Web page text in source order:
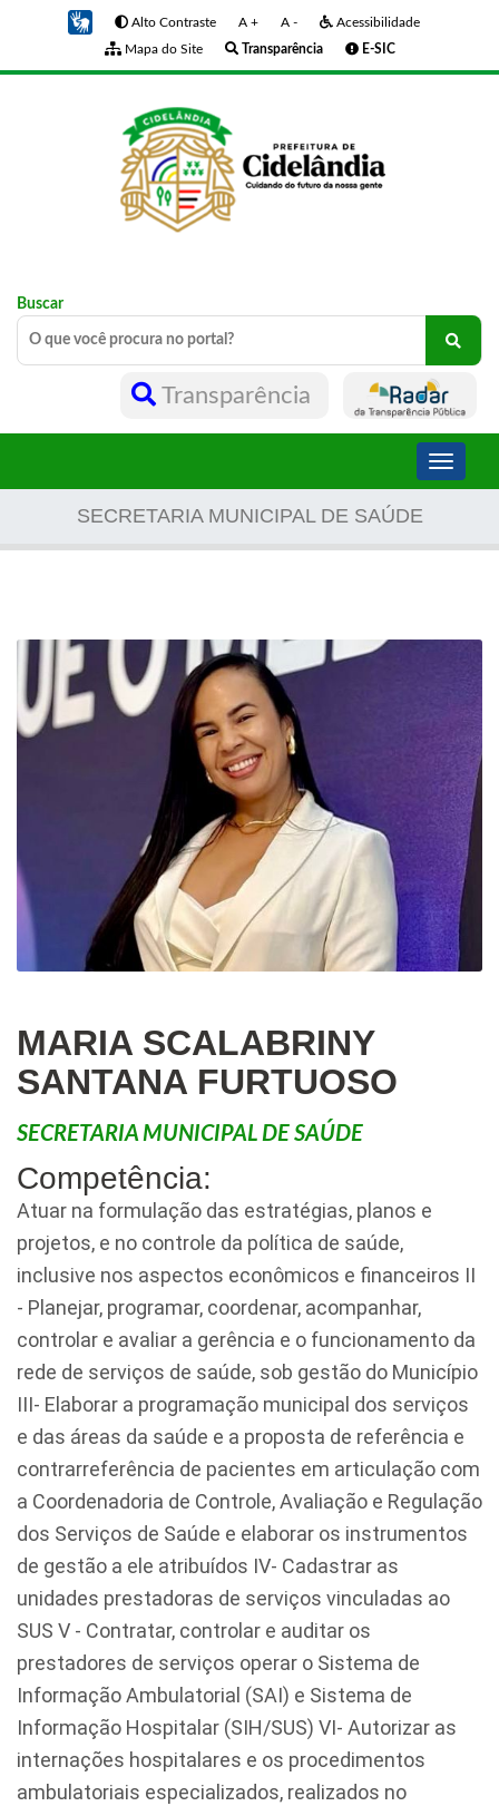
Alto Contraste A + A -
Acessibilidade
Mapa do Site
Transparência E-SIC
Buscar
Transparência
Toggle
SECRETARIA MUNICIPAL DE SAÚDE
MARIA SCALABRINY
SANTANA FURTUOSO
SECRETARIA MUNICIPAL DE SAÚDE
Competência:
Atuar na formulação das estratégias, planos e
projetos, e no controle da política de saúde,
inclusive nos aspectos econômicos e financeiros II
- Planejar, programar, coordenar, acompanhar,
controlar e avaliar a gerência e o funcionamento da
rede de serviços de saúde, sob gestão do Município
III- Elaborar a programação municipal dos serviços
e das áreas da saúde e a proposta de referência e
contrarreferência de pacientes em articulação com
a Coordenadoria de Controle, Avaliação e Regulação
dos Serviços de Saúde e elaborar os instrumentos
de gestão a ele atribuídos IV- Cadastrar as
unidades prestadoras de serviços vinculadas ao
SUS V - Contratar, controlar e auditar os
prestadores de serviços operar o Sistema de
Informação Ambulatorial (SAI) e Sistema de
Informação Hospitalar (SIH/SUS) VI- Autorizar as
internações hospitalares e os procedimentos
ambulatoriais especializados, realizados no